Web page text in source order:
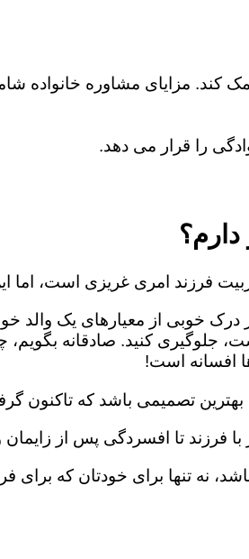
کند. مزایای مشاوره خانواده
را قرار می دهد.
فرزند امری غریزی است، اما
خوبی از معیارهای یک والد
جلوگیری کنید. صادقانه
افسانه است!
تصمیمی باشد که تاکنون
فرزند تا افسردگی پس از
نه تنها برای خودتان که برای